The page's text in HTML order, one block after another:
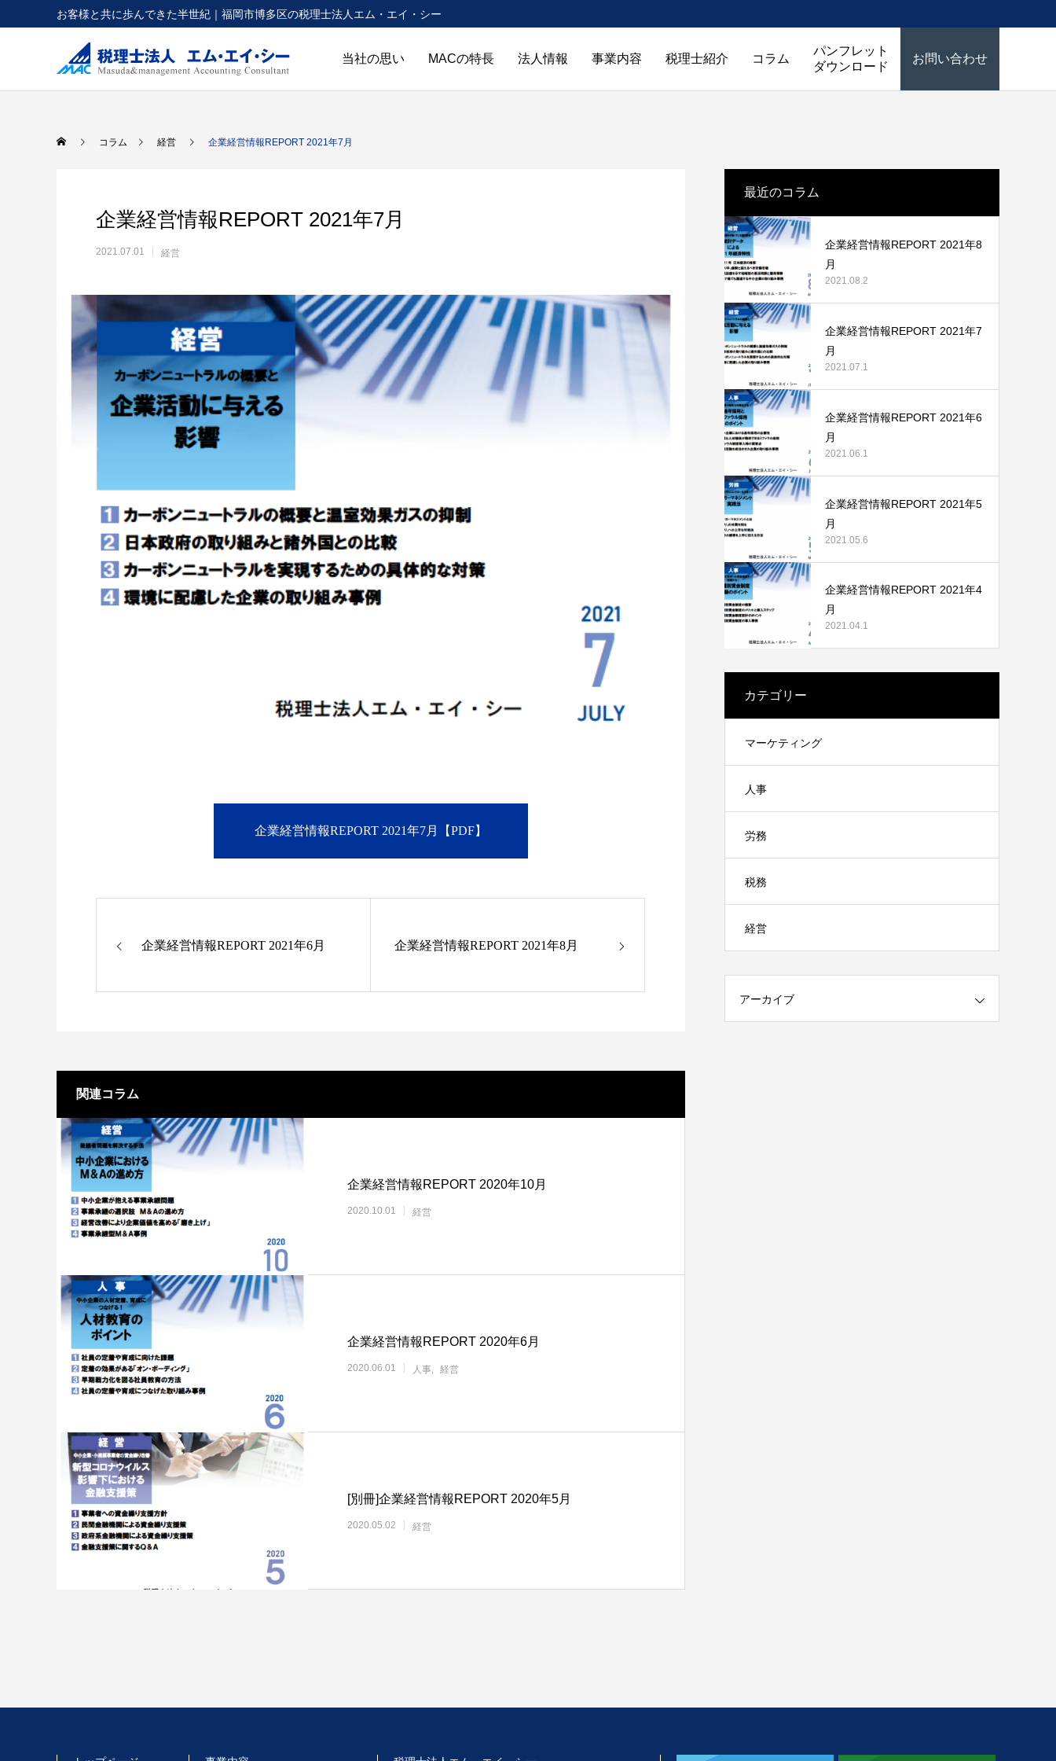
お客様と共に歩んできた半世紀｜福岡市博多区の税理士法人エム・エイ・シー
当社の思い MACの特長 法人情報 事業内容 税理士紹介 コラム
パンフレット
ダウンロード
お問い合わせ
コラム 経営 企業経営情報REPORT 2021年7月
企業経営情報REPORT 2021年7月
2021.07.01 経営
企業経営情報REPORT 2021年7月【PDF】
企業経営情報REPORT 2021年6月 企業経営情報REPORT 2021年8月
関連コラム
企業経営情報REPORT 2020年10月
2020.10.01 経営
企業経営情報REPORT 2020年6月
2020.06.01 人事 経営
[別冊]企業経営情報REPORT 2020年5月
2020.05.02 経営
最近のコラム
企業経営情報REPORT 2021年8
月
2021.08.2
企業経営情報REPORT 2021年7
月
2021.07.1
企業経営情報REPORT 2021年6
月
2021.06.1
企業経営情報REPORT 2021年5
月
2021.05.6
企業経営情報REPORT 2021年4
月
2021.04.1
カテゴリー
マーケティング
人事
労務
税務
経営
アーカイブ